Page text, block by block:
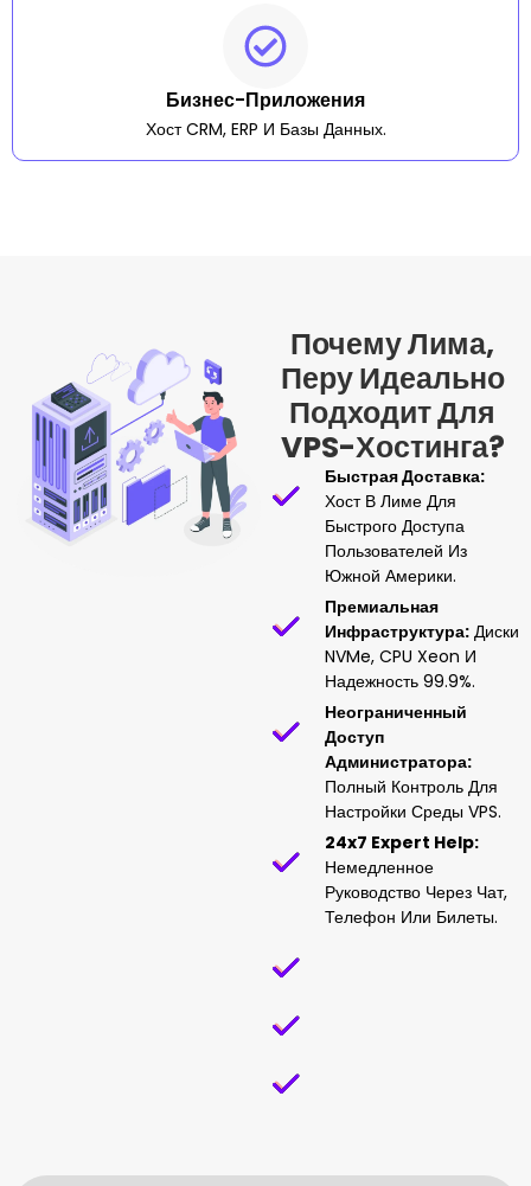
Бизнес-Приложения
Хост CRM, ERP И Базы Данных.
Почему Лима,
Перу Идеально
Подходит Для
VPS-Хостинга?
Быстрая Доставка:
Хост В Лиме Для
Быстрого Доступа
Пользователей Из
Южной Америки.
Премиальная
Инфраструктура: Диски
NVMe, CPU Xeon И
Надежность 99.9%.
Неограниченный
Доступ
Администратора:
Полный Контроль Для
Настройки Среды VPS.
24x7 Expert Help:
Немедленное
Руководство Через Чат,
Телефон Или Билеты.